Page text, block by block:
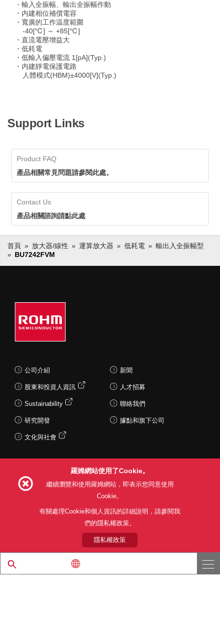
・輸入全振幅、輸出全振幅作動
・内建相位補償電容
・寬廣的工作温度範圍
-40[℃] ～ +85[℃]
・直流電壓增益大
・低耗電
・低輸入偏壓電流 1[pA](Typ.)
・内建靜電保護電路
人體模式(HBM)±4000[V](Typ.)
Support Links
Product FAQ
產品相關常見問題請參閱此處。
Contact Us
產品相關諮詢請點此處
首頁 放大器/線性 運算放大器 低耗電
輸出入全振幅型
BU7242FVM
公司介紹
股東和投資人資訊
Sustainability
研究開發
文化與社會
新聞
人才招募
聯絡我們
據點和旗下公司
利用目的 隱私權政策
關於本公司產品銷售之標準條款(PDF)
© 1997 - 2026 ROHM CO., LTD. ALL RIGHTS RESERVED.
羅姆網站使用了Cookie。
繼續瀏覽和使用羅姆網站，即表示您同意使用
Cookie。
有關處理Cookie和個人資訊的詳細說明，請參閱我
們的隱私權政策。
隱私權政策